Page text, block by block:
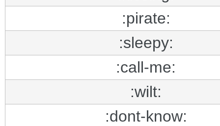
:pirate:
:sleepy:
:call-me:
:wilt:
:dont-know: